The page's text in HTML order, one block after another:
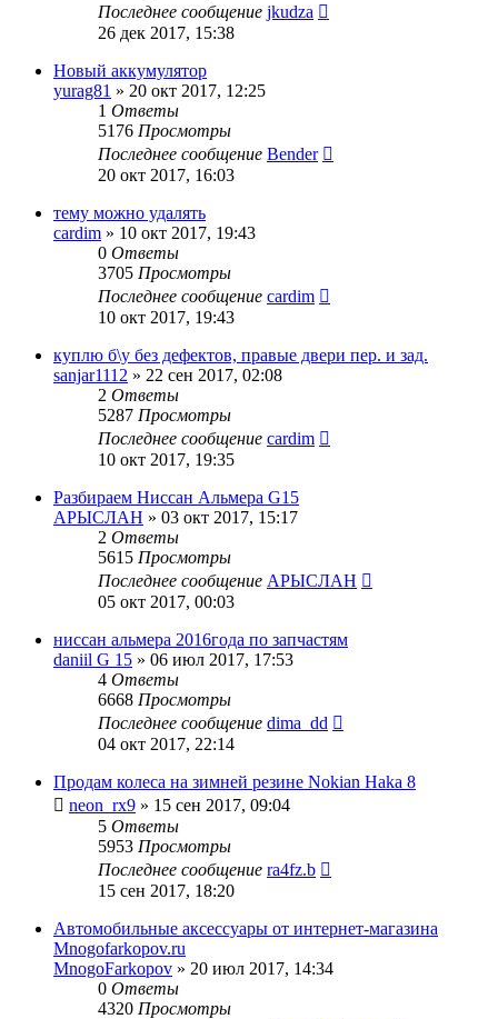
Последнее сообщение jkudza
26 дек 2017, 15:38
Новый аккумулятор
yurag81 » 20 окт 2017, 12:25
1 Ответы
5176 Просмотры
Последнее сообщение Bender
20 окт 2017, 16:03
тему можно удалять
cardim » 10 окт 2017, 19:43
0 Ответы
3705 Просмотры
Последнее сообщение cardim
10 окт 2017, 19:43
куплю б\у без дефектов, правые двери пер. и зад.
sanjar1112 » 22 сен 2017, 02:08
2 Ответы
5287 Просмотры
Последнее сообщение cardim
10 окт 2017, 19:35
Разбираем Ниссан Альмера G15
АРЫСЛАН » 03 окт 2017, 15:17
2 Ответы
5615 Просмотры
Последнее сообщение АРЫСЛАН
05 окт 2017, 00:03
ниссан альмера 2016года по запчастям
daniil G 15 » 06 июл 2017, 17:53
4 Ответы
6668 Просмотры
Последнее сообщение dima_dd
04 окт 2017, 22:14
Продам колеса на зимней резине Nokian Haka 8
neon_rx9 » 15 сен 2017, 09:04
5 Ответы
5953 Просмотры
Последнее сообщение ra4fz.b
15 сен 2017, 18:20
Автомобильные аксессуары от интернет-магазина
Mnogofarkopov.ru
MnogoFarkopov » 20 июл 2017, 14:34
0 Ответы
4320 Просмотры